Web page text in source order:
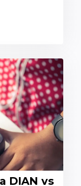
DIAN vs